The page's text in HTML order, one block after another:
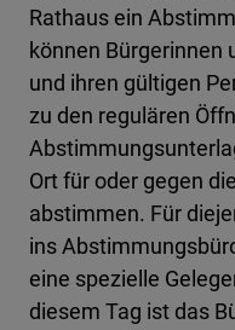
Rathaus ein
können Bürgerinnen
und ihren gültigen
zu den regulären
Ort für oder gegen
abstimmen. Für
ins
eine spezielle
diesem Tag ist das